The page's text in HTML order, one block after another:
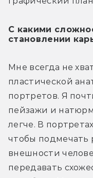
С какими
становлении
Мне всегда не
пластической
портретов. Я
пейзажи и
легче. В
чтобы подмечать
внешности
передавать